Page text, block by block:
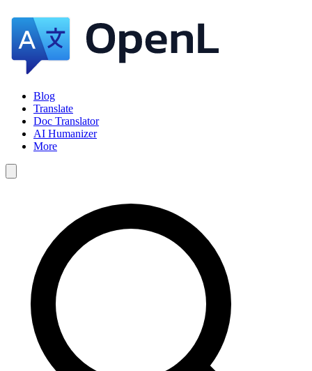
Blog
Translate
Doc Translator
AI Humanizer
More